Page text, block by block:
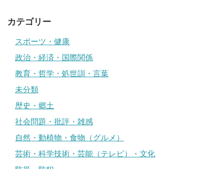
カテゴリー
スポーツ・健康
政治・経済・国際関係
教育・哲学・処世訓・言葉
未分類
歴史・郷土
社会問題・批評・雑感
自然・動植物・食物（グルメ）
芸術・科学技術・芸能（テレビ）・文化